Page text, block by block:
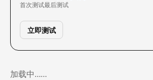
首次测试最后测试
立即测试
加载中……